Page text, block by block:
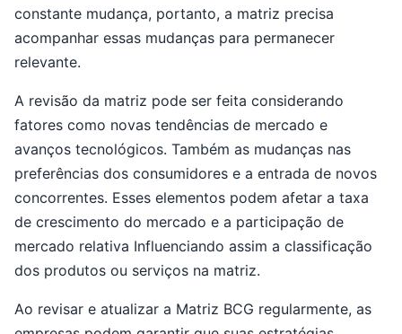
constante mudança, portanto, a matriz precisa
acompanhar essas mudanças para permanecer
relevante.
A revisão da matriz pode ser feita considerando
fatores como novas tendências de mercado e
avanços tecnológicos. Também as mudanças nas
preferências dos consumidores e a entrada de novos
concorrentes. Esses elementos podem afetar a taxa
de crescimento do mercado e a participação de
mercado relativa Influenciando assim a classificação
dos produtos ou serviços na matriz.
Ao revisar e atualizar a Matriz BCG regularmente, as